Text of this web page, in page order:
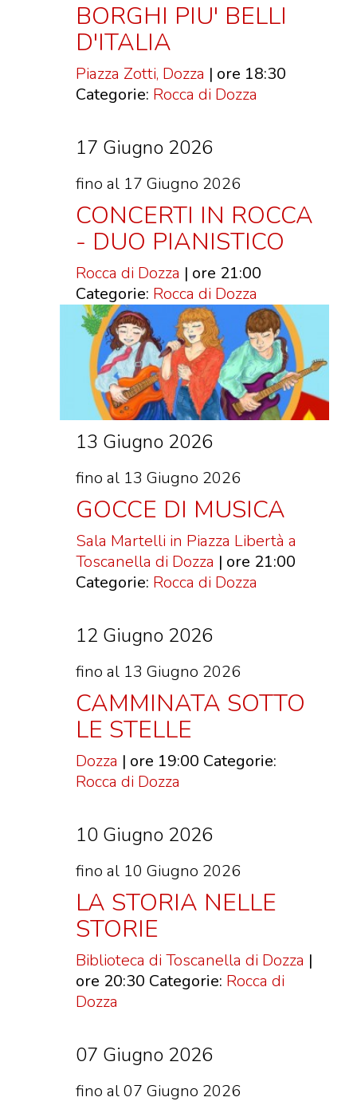
BORGHI PIU' BELLI
D'ITALIA
Piazza Zotti, Dozza | ore 18:30
Categorie: Rocca di Dozza
17 Giugno 2026
fino al 17 Giugno 2026
CONCERTI IN ROCCA
- DUO PIANISTICO
Rocca di Dozza | ore 21:00
Categorie: Rocca di Dozza
13 Giugno 2026
fino al 13 Giugno 2026
GOCCE DI MUSICA
Sala Martelli in Piazza Libertà a
Toscanella di Dozza | ore 21:00
Categorie: Rocca di Dozza
12 Giugno 2026
fino al 13 Giugno 2026
CAMMINATA SOTTO
LE STELLE
Dozza | ore 19:00 Categorie:
Rocca di Dozza
10 Giugno 2026
fino al 10 Giugno 2026
LA STORIA NELLE
STORIE
Biblioteca di Toscanella di Dozza |
ore 20:30 Categorie: Rocca di
Dozza
07 Giugno 2026
fino al 07 Giugno 2026